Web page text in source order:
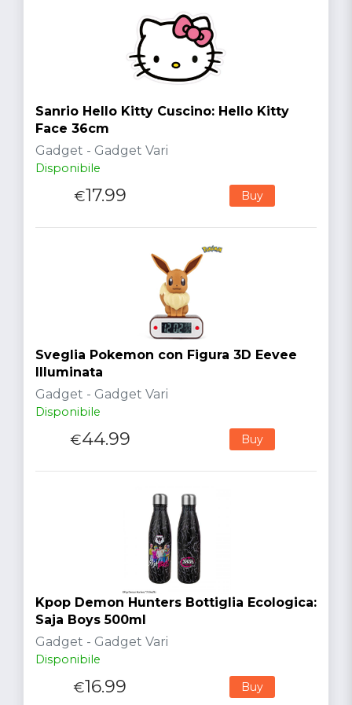
Sanrio Hello Kitty Cuscino: Hello Kitty
Face 36cm
Gadget - Gadget Vari
Disponibile
€17.99 Buy
Sveglia Pokemon con Figura 3D Eevee
Illuminata
Gadget - Gadget Vari
Disponibile
€44.99 Buy
Kpop Demon Hunters Bottiglia Ecologica:
Saja Boys 500ml
Gadget - Gadget Vari
Disponibile
€16.99 Buy